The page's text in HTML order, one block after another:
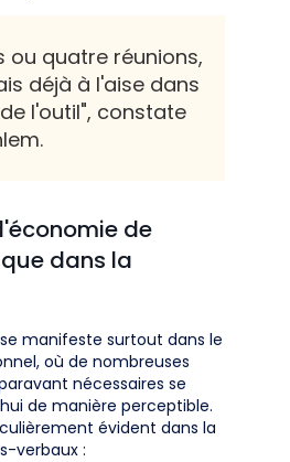
ou quatre réunions,
déjà à l'aise dans
l'outil", constate
de
dans la
manifeste surtout dans le
où de nombreuses
nécessaires se
de manière perceptible.
évident dans la
verbaux :